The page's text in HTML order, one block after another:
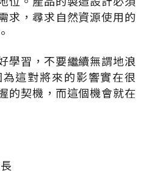
求，尋求自然資源使用的
學習，不要繼續無謂地浪
這對將來的影響實在很
的契機，而這個機會就在